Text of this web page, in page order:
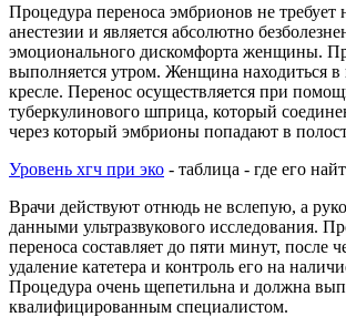
Процедура переноса эмбрионов не требует
анестезии и является абсолютно
эмоционального дискомфорта женщины.
выполняется утром. Женщина находиться в
кресле. Перенос осуществляется при
туберкулинового шприца, который
через который эмбрионы попадают в
Уровень хгч при эко - таблица - где его
Врачи действуют отнюдь не вслепую, а
данными ультразвукового исследования.
переноса составляет до пяти минут, после
удаление катетера и контроль его на
Процедура очень щепетильна и должна
квалифицированным специалистом.